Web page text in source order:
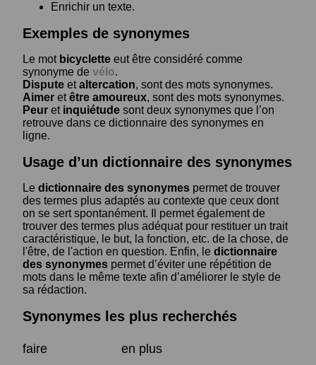
Enrichir un texte.
Exemples de synonymes
Le mot bicyclette eut être considéré comme
synonyme de vélo.
Dispute etaltercation, sont des mots synonymes.
Aimer etêtre amoureux, sont des mots synonymes.
Peur et inquiétude sont deux synonymes que l’on
retrouve dans ce dictionnaire des synonymes en
ligne.
Usage d’un dictionnaire des synonymes
Le dictionnaire des synonymes permet de trouver
des termes plus adaptés au contexte que ceux dont
on se sert spontanément. Il permet également de
trouver des termes plus adéquat pour restituer un trait
caractéristique, le but, la fonction, etc. de la chose, de
l'être, de l'action en question. Enfin, le dictionnaire
des synonymes permet d’éviter une répétition de
mots dans le même texte afin d’améliorer le style de
sa rédaction.
Synonymes les plus recherchés
faire
en plus